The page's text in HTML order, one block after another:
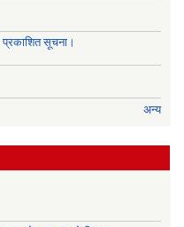
प्रकाशित सूचना।
अन्य